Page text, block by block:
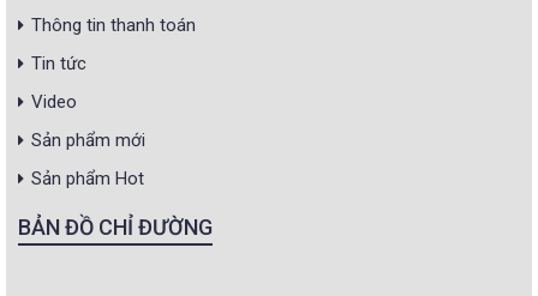
Thông tin thanh toán
Tin tức
Video
Sản phẩm mới
Sản phẩm Hot
BẢN ĐỒ CHỈ ĐƯỜNG